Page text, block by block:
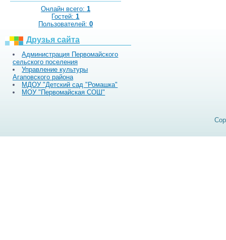
Онлайн всего: 1
Гостей:1
Пользователей: 0
Друзья сайта
Администрация Первомайского
сельского поселения
Управление культуры
Агаповского района
МДОУ "Детский сад "Ромашка"
МОУ "Первомайская СОШ"